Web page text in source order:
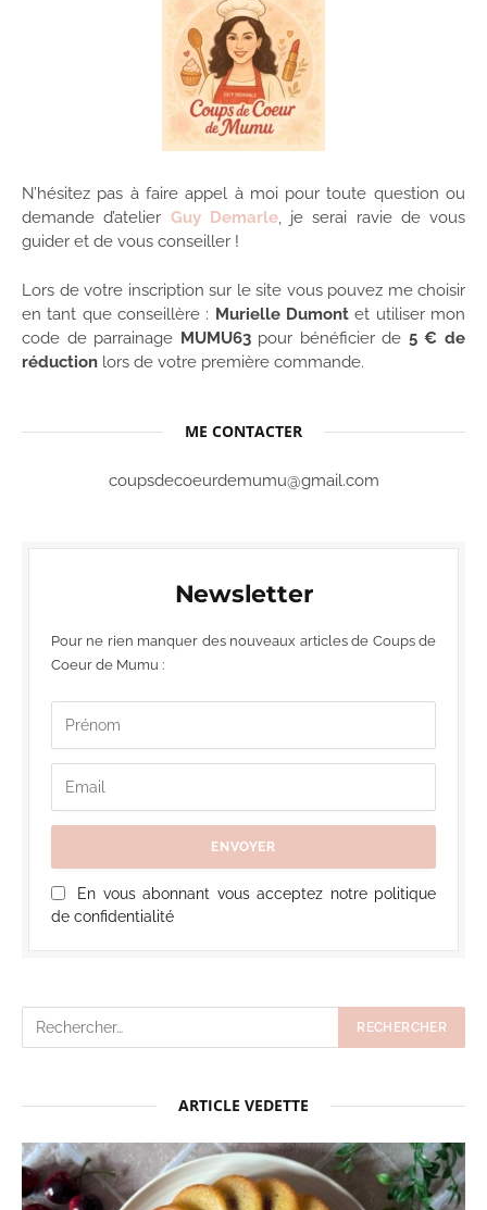
N’hésitez pas à faire appel à moi pour toute question ou
demande d’atelier Guy Demarle, je serai ravie de vous
guider et de vous conseiller !
Lors de votre inscription sur le site vous pouvez me choisir
en tant que conseillère : Murielle Dumont et utiliser mon
code de parrainage MUMU63pour bénéficier de 5 € de
réduction lors de votre première commande.
ME CONTACTER
coupsdecoeurdemumu@gmail.com
Newsletter
Pour ne rien manquer des nouveaux articles de Coups de
Coeur de Mumu :
En vous abonnant vous acceptez notre politique
de confidentialité
ARTICLE VEDETTE